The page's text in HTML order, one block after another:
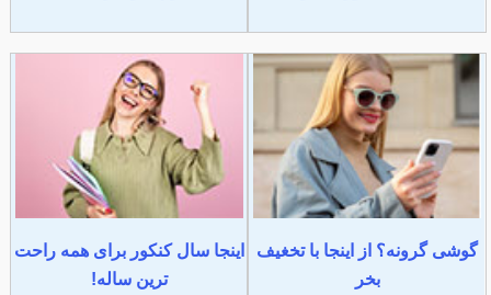
گوشی گرونه؟ از اینجا با تخغیف
بخر
اینجا سال کنکور برای همه راحت
ترین ساله!